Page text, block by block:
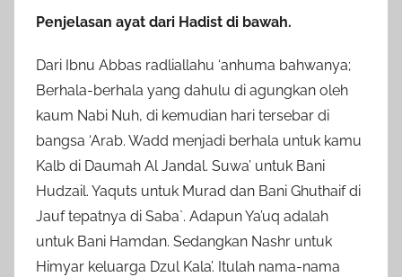
Penjelasan ayat dari Hadist di bawah.
Dari Ibnu Abbas radliallahu ‘anhuma bahwanya;
Berhala-berhala yang dahulu di agungkan oleh
kaum Nabi Nuh, di kemudian hari tersebar di
bangsa ‘Arab. Wadd menjadi berhala untuk kamu
Kalb di Daumah Al Jandal. Suwa’ untuk Bani
Hudzail. Yaquts untuk Murad dan Bani Ghuthaif di
Jauf tepatnya di Saba`. Adapun Ya’uq adalah
untuk Bani Hamdan. Sedangkan Nashr untuk
Himyar keluarga Dzul Kala’. Itulah nama-nama